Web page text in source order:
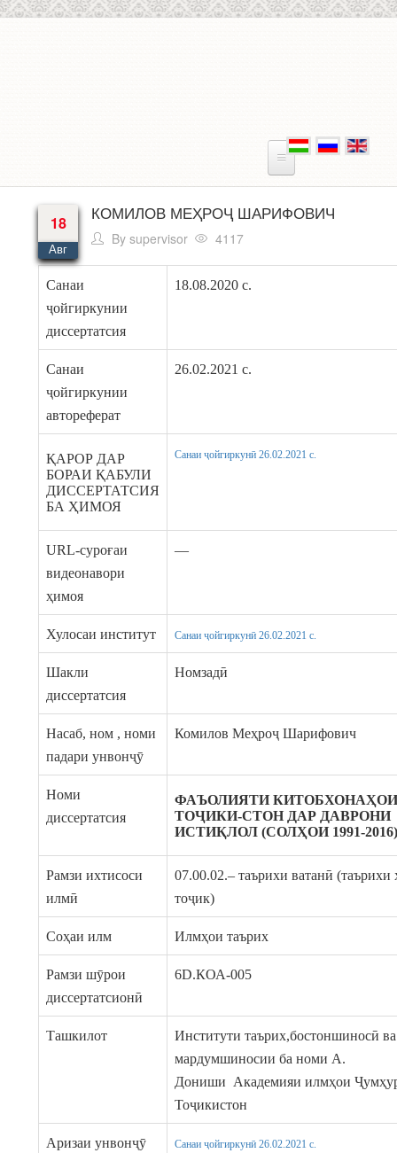
18
Авг
КОМИЛОВ МЕҲРОҶ ШАРИФОВИЧ​
Bysupervisor 4117
Санаи
ҷойгиркунии
диссертатсия
18.08.2020 с.
Санаи
ҷойгиркунии
автореферат
26.02.2021 с.
ҚАРОР ДАР
БОРАИ ҚАБУЛИ
ДИССЕРТАТСИЯ
БА ҲИМОЯ
Санаи ҷойгиркунӣ 26.02.2021 c.
URL-суроғаи
видеонавори
ҳимоя
—
Хулосаи институт Санаи ҷойгиркунӣ 26.02.2021 c.
Шакли
диссертатсия
Номзадӣ
Насаб, ном , номи
падари унвонҷӯ
Комилов Меҳроҷ Шарифович
Номи
диссертатсия
ФАЪОЛИЯТИ
ТОҶИКИ-СТОН ДАР ДАВРОНИ
ИСТИҚЛОЛ (СОЛҲОИ 1991-
Рамзи ихтисоси
илмӣ
07.00.02.– таърихи ватанӣ (таърихи
тоҷик)
Соҳаи илм Илмҳои таърих
Рамзи шӯрои
диссертатсионӣ
6D.КОА-005
Ташкилот
Институти таърих,бостоншиносӣ ва
мардумшиносии ба номи А.
Дониши Академияи илмҳои
Тоҷикистон
Аризаи унвонҷӯ Санаи ҷойгиркунӣ 26.02.2021 c.